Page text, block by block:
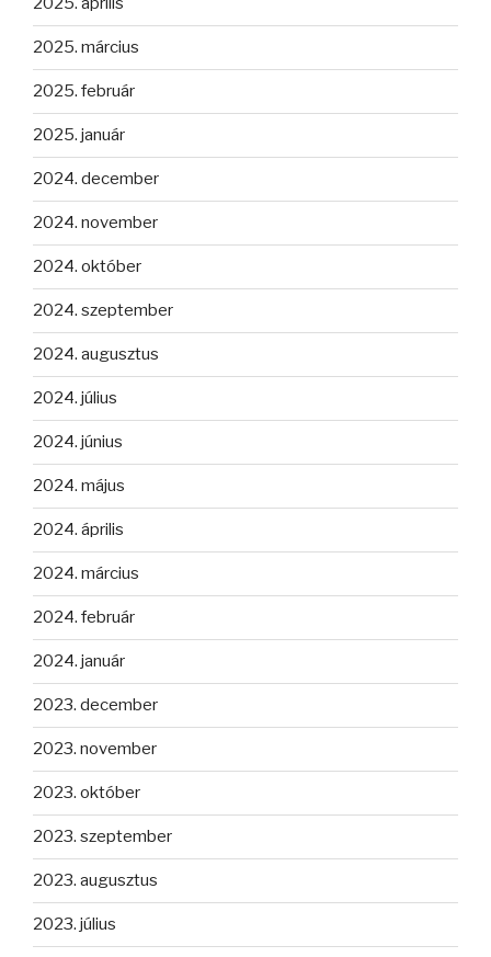
2025. március
2025. február
2025. január
2024. december
2024. november
2024. október
2024. szeptember
2024. augusztus
2024. július
2024. június
2024. május
2024. április
2024. március
2024. február
2024. január
2023. december
2023. november
2023. október
2023. szeptember
2023. augusztus
2023. július